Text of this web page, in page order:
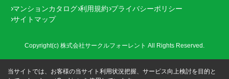
マンションカタログ 利用規約 プライバシーポリシー
サイトマップ
Copyright(c) 株式会社サークルフォーレント All Rights Reserved.
当サイトでは、お客様の当サイト利用状況把握、サービス向上検討を目的と